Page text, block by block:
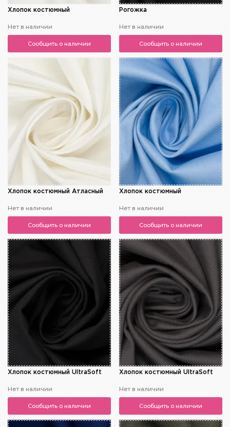
Хлопок костюмный
Нет в наличии
Сообщить о наличии
Рогожка
Нет в наличии
Сообщить о наличии
Хлопок костюмный Атласный
Нет в наличии
Сообщить о наличии
Хлопок костюмный
Нет в наличии
Сообщить о наличии
Хлопок костюмный UltraSoft
Нет в наличии
Сообщить о наличии
Хлопок костюмный UltraSoft
Нет в наличии
Сообщить о наличии